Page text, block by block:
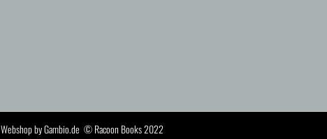
Webshop by Gambio.de © Racoon Books 2022